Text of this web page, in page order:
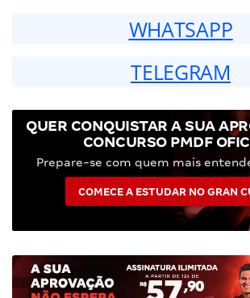
WHATSAPP
TELEGRAM
QUER CONQUISTAR A SUA
CONCURSO PMDF
Prepare-se com quem mais
COMECE A ESTUDAR NO GRAN